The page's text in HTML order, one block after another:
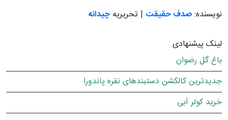
نویسنده:صدف حقیقت | تحریریه چیدانه
لینک پیشنهادی
باغ گل رضوان
جدیدترین کالکشن دستبندهای نقره پاندورا
خرید کولر آبی